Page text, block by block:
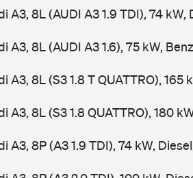
A3, 8L (AUDI A3 1.9 TDI), 74
A3, 8L (AUDI A3 1.6), 75 kW,
A3, 8L (S3 1.8 T QUATTRO), 165
A3, 8L (S3 1.8 QUATTRO), 180
A3, 8P (A3 1.9 TDI), 74 kW,